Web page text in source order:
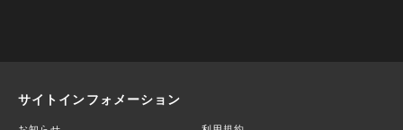
サイトインフォメーション